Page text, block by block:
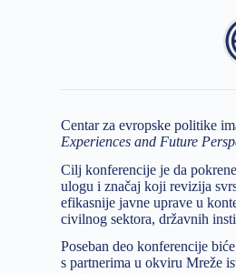
Centar za evropske politike
Experiences and Future
Cilj konferencije je da
ulogu i značaj koji revizija
efikasnije javne uprave u
civilnog sektora, državnih
Poseban deo konferencije
s partnerima u okviru Mreže